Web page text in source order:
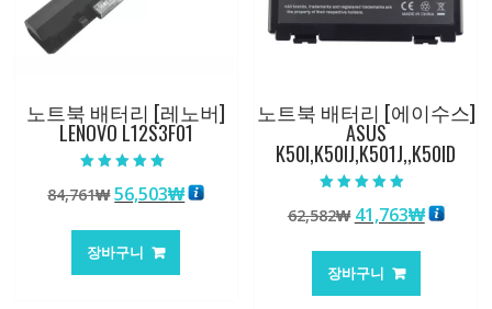
노트북 배터리 [레노버]
LENOVO L12S3F01
5.00
로 평가됨
84,761₩원
가
격:
56,503₩현
장바구니
노트북 배터리 [에이수스]
ASUS
K50I,K50IJ,K501J,,K50ID
5.00
로 평가됨
62,582₩ 원
가
격:
41,763₩현
장바구니